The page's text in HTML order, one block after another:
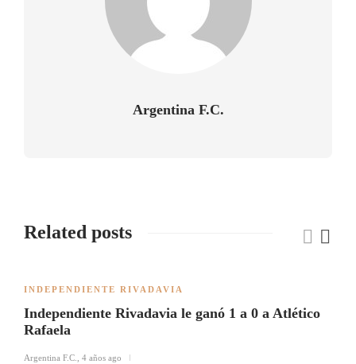
Argentina F.C.
Related posts
INDEPENDIENTE RIVADAVIA
Independiente Rivadavia le ganó 1 a 0 a Atlético
Rafaela
Argentina F.C.
4 años ago